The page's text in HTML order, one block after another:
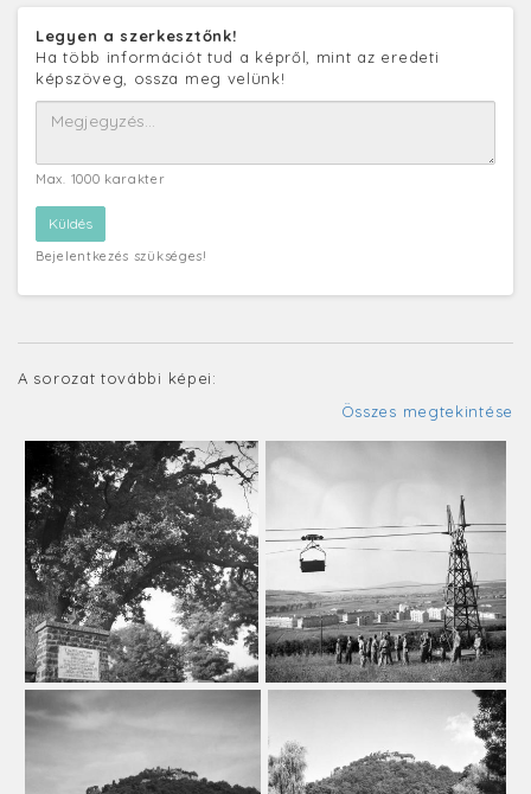
Legyen a szerkesztőnk!
Ha több információt tud a képről, mint az eredeti
képszöveg, ossza meg velünk!
Max. 1000 karakter
Bejelentkezés szükséges!
A sorozat további képei:
Összes megtekintése